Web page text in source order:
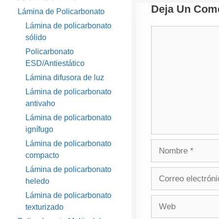
Deja Un
Lámina de Policarbonato
Lámina de policarbonato
sólido
Policarbonato
ESD/Antiestático
Lámina difusora de luz
Lámina de policarbonato
antivaho
Lámina de policarbonato
ignífugo
Lámina de policarbonato
compacto
Lámina de policarbonato
heledo
Lámina de policarbonato
texturizado